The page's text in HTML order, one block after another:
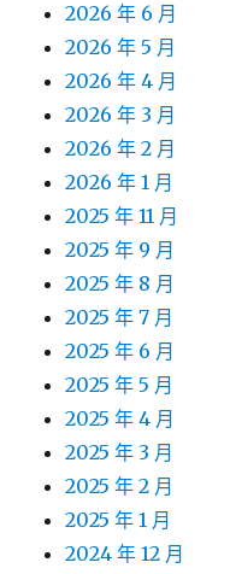
2026 年 6 月
2026 年 5 月
2026 年 4 月
2026 年 3 月
2026 年 2 月
2026 年 1 月
2025 年 11 月
2025 年 9 月
2025 年 8 月
2025 年 7 月
2025 年 6 月
2025 年 5 月
2025 年 4 月
2025 年 3 月
2025 年 2 月
2025 年 1 月
2024 年 12 月